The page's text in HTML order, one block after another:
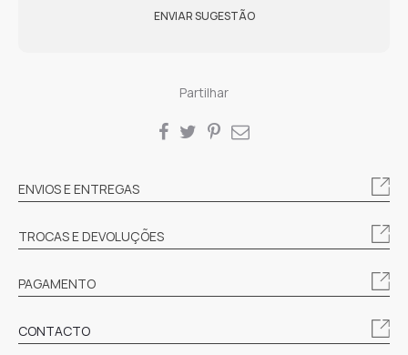
ENVIAR SUGESTÃO
Partilhar
SHARE
ENVIOS E ENTREGAS
TROCAS E DEVOLUÇÕES
PAGAMENTO
CONTACTO